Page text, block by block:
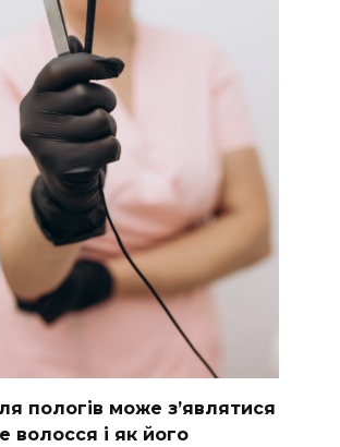
пологів може з’являтися
волосся і як його